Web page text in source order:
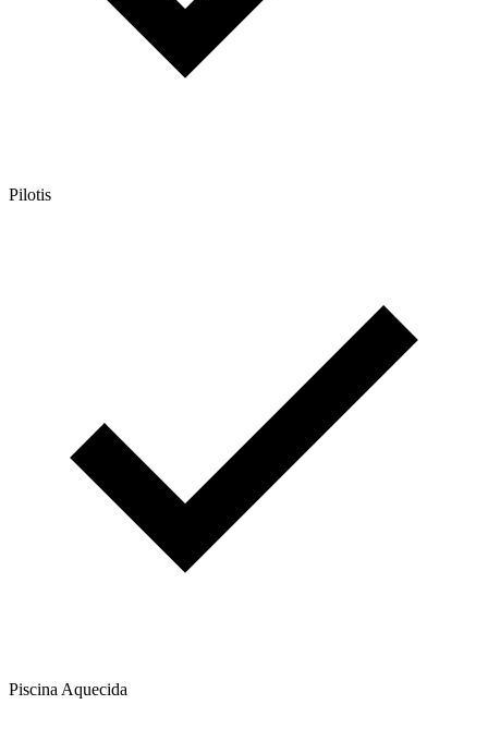
Pilotis
Piscina Aquecida